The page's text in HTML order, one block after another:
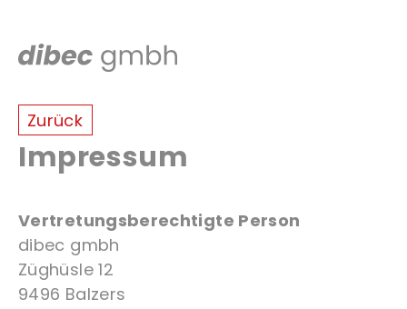
Zurück
Impressum
Vertretungsberechtigte Person
dibec gmbh
Züghüsle 12
9496 Balzers